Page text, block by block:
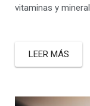
vitaminas y
LEER MÁS